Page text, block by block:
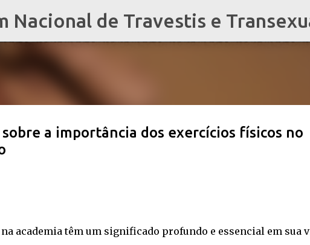
Pular para o conteúdo principal
Nacional de Travestis e
a importância dos exercícios físicos no
academia têm um significado profundo e essencial em sua